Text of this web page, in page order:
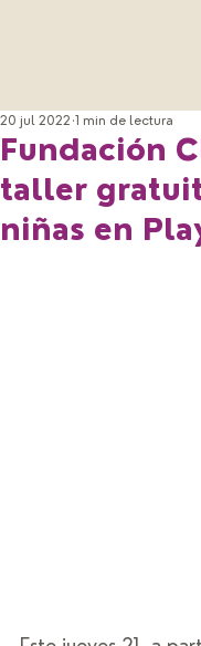
Fundación
taller
niñas en
20 jul 2022 1 min de lectura